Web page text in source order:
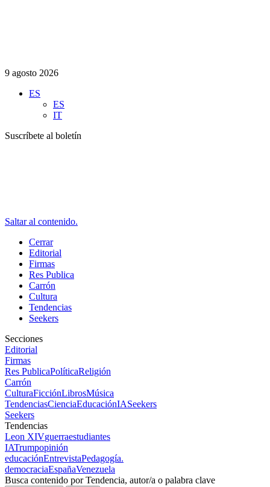
9 agosto 2026
ES
ES
IT
Suscríbete al boletín
Saltar al contenido.
Cerrar
Editorial
Firmas
Res Publica
Carrón
Cultura
Tendencias
Seekers
Secciones
Editorial
Firmas
Res PublicaPolíticaReligión
Carrón
CulturaFicciónLibrosMúsica
TendenciasCienciaEducaciónIASeekers
Seekers
Tendencias
Leon XIVguerraestudiantes
IATrumpopinión
educaciónEntrevistaPedagogía.
democraciaEspañaVenezuela
Busca contenido por Tendencia, autor/a o palabra clave